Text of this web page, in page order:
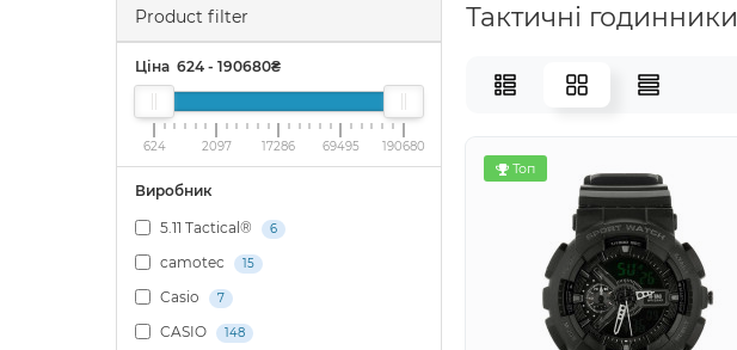
Product filter
Ціна 624 - 190680₴
624 2097 17286 69495 190680
Виробник
5.11 Tactical® 6
camotec 15
Casio 7
CASIO 148
Тактичні годинники
Топ